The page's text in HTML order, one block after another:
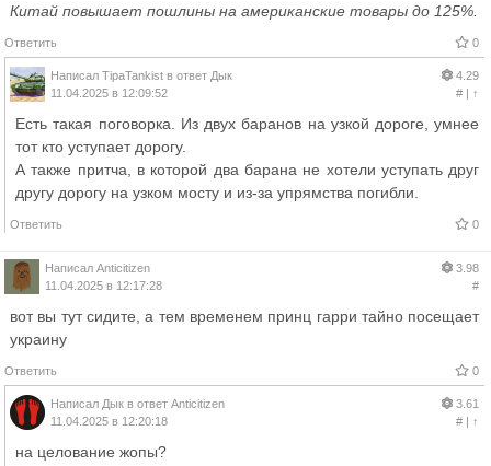
Китай повышает пошлины на американские товары до 125%.
Ответить 0
Написал TipaTankist в ответ Дык
11.04.2025 в 12:09:52
4.29
#| ↑
Есть такая поговорка. Из двух баранов на узкой дороге, умнее
тот кто уступает дорогу.
А также притча, в которой два барана не хотели уступать друг
другу дорогу на узком мосту и из-за упрямства погибли.
Ответить 0
Написал Anticitizen
11.04.2025 в 12:17:28
3.98
#
вот вы тут сидите, а тем временем принц гарри тайно посещает
украину
Ответить 0
Написал Дык в ответ Anticitizen
11.04.2025 в 12:20:18
3.61
#| ↑
на целование жопы?